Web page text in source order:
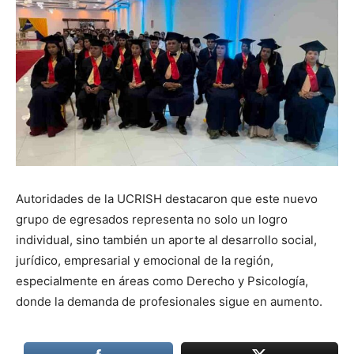
Autoridades de la UCRISH destacaron que este nuevo
grupo de egresados representa no solo un logro
individual, sino también un aporte al desarrollo social,
jurídico, empresarial y emocional de la región,
especialmente en áreas como Derecho y Psicología,
donde la demanda de profesionales sigue en aumento.